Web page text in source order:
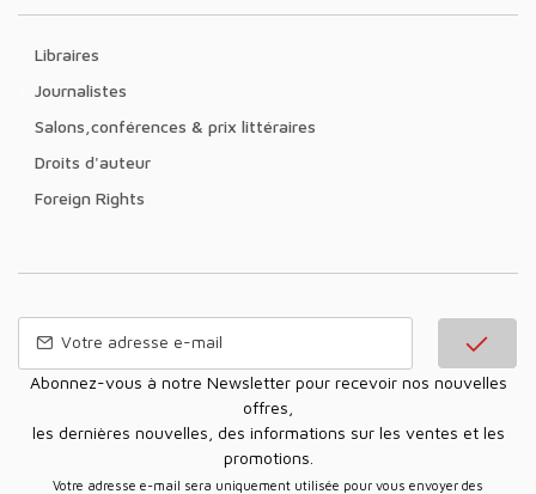
Libraires
Journalistes
Salons,conférences & prix littéraires
Droits d'auteur
Foreign Rights
Abonnez-vous à notre Newsletter pour recevoir nos nouvelles
offres,
les dernières nouvelles, des informations sur les ventes et les
promotions.
Votre adresse e-mail sera uniquement utilisée pour vous envoyer des